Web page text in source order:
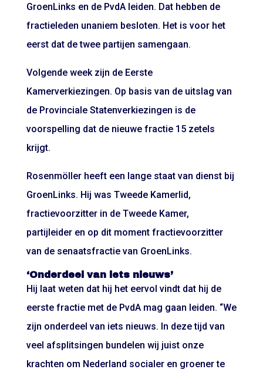
GroenLinks en de PvdA leiden. Dat hebben de
fractieleden unaniem besloten. Het is voor het
eerst dat de twee partijen samengaan.
Volgende week zijn de Eerste
Kamerverkiezingen. Op basis van de uitslag van
de Provinciale Statenverkiezingen is de
voorspelling dat de nieuwe fractie 15 zetels
krijgt.
Rosenmöller heeft een lange staat van dienst bij
GroenLinks. Hij was Tweede Kamerlid,
fractievoorzitter in de Tweede Kamer,
partijleider en op dit moment fractievoorzitter
van de senaatsfractie van GroenLinks.
‘Onderdeel van iets nieuws’
Hij laat weten dat hij het eervol vindt dat hij de
eerste fractie met de PvdA mag gaan leiden. “We
zijn onderdeel van iets nieuws. In deze tijd van
veel afsplitsingen bundelen wij juist onze
krachten om Nederland socialer en groener te